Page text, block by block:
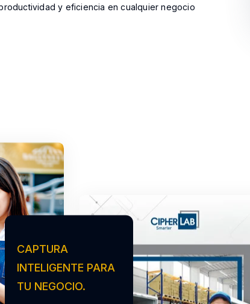
y eficiencia en cualquier negocio
CAPTURA
INTELIGENTE PARA
TU NEGOCIO.